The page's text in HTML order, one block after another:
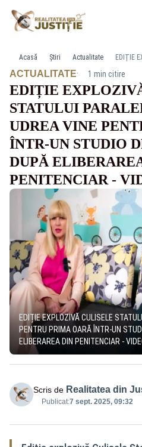
Acasă Știri Actualitate
ACTUALITATE· 1 min citire
EDIȚIE
STATULUI
UDREA VINE
ÎNTR-UN STUDIO
DUPĂ
PENITENCIAR -
EDIȚIE EXPLOZIVĂ CULISELE
PENTRU PRIMA OARĂ ÎNTR-UN
ELIBERAREA DIN PENITENCIAR -
Scris de Realitatea din
Publicat:7 sept. 2025, 09:32